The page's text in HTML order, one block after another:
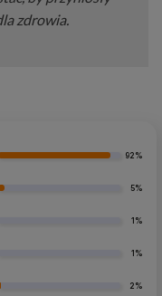
zdrowia.
92%
5%
1%
1%
2%